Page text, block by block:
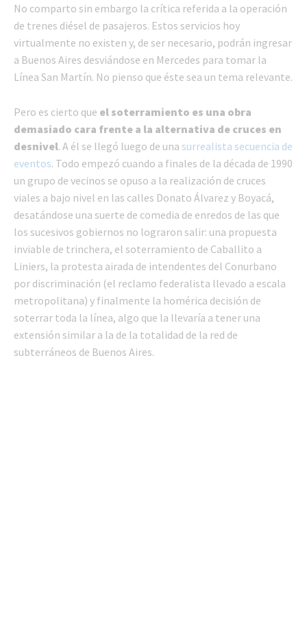
No comparto sin embargo la crítica referida a la operación
de trenes diésel de pasajeros. Estos servicios hoy
virtualmente no existen y, de ser necesario, podrán ingresar
a Buenos Aires desviándose en Mercedes para tomar la
Línea San Martín. No pienso que éste sea un tema relevante.
Pero es cierto que el soterramiento es una obra
demasiado cara frente a la alternativa de cruces en
desnivel. A él se llegó luego de una surrealista secuencia de
eventos. Todo empezó cuando a finales de la década de 1990
un grupo de vecinos se opuso a la realización de cruces
viales a bajo nivel en las calles Donato Álvarez y Boyacá,
desatándose una suerte de comedia de enredos de las que
los sucesivos gobiernos no lograron salir: una propuesta
inviable de trinchera, el soterramiento de Caballito a
Liniers, la protesta airada de intendentes del Conurbano
por discriminación (el reclamo federalista llevado a escala
metropolitana) y finalmente la homérica decisión de
soterrar toda la línea, algo que la llevaría a tener una
extensión similar a la de la totalidad de la red de
subterráneos de Buenos Aires.